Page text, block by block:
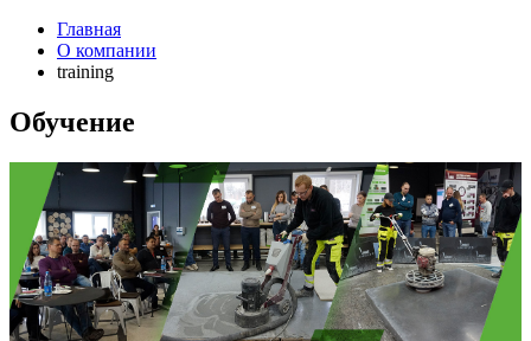
Главная
О компании
training
Обучение